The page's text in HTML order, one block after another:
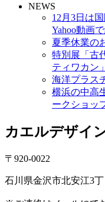
NEWS
12月3日は
Yahoo動画
夏季休業の
特別展「古
ティワカン
海洋プラス
横浜の中高
ークショッ
カエルデザイ
〒920-0022
石川県金沢市北安江3